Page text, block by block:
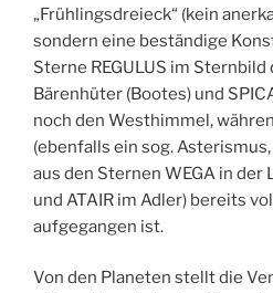
„Frühlingsdreieck“ (kein
sondern eine beständige
Sterne REGULUS im Sternbild
Bärenhüter (Bootes) und
noch den Westhimmel,
(ebenfalls ein sog.
aus den Sternen WEGA in der
und ATAIR im Adler) bereits
aufgegangen ist.
Von den Planeten stellt die